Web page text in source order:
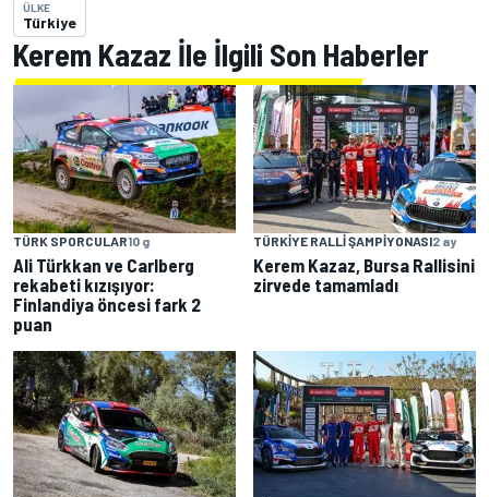
ÜLKE
Türkiye
Kerem Kazaz İle İlgili Son Haberler
TÜRK SPORCULAR10 g
Ali Türkkan ve Carlberg
rekabeti kızışıyor:
Finlandiya öncesi fark 2
puan
TÜRKIYE RALLI ŞAMPIYONASI2 ay
Kerem Kazaz, Bursa Rallisini
zirvede tamamladı